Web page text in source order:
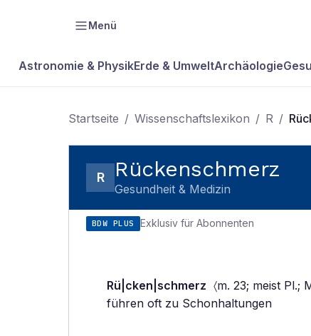
Menü
Astronomie & PhysikErde & UmweltArchäologie
Startseite / Wissenschaftslexikon / R /
R Rückenschmerz
Gesundheit & Medizin
BDW PLUS Exklusiv für Abonnenten
Rü|cken|schmerz 〈m. 23; meist Pl.;
führen oft zu Schonhaltungen